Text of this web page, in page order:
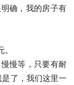
确，我的房子有
慢等，只要有耐
了，我们这里一